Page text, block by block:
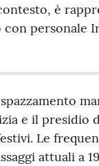
è
personale
e il presidio
Le
attuali a